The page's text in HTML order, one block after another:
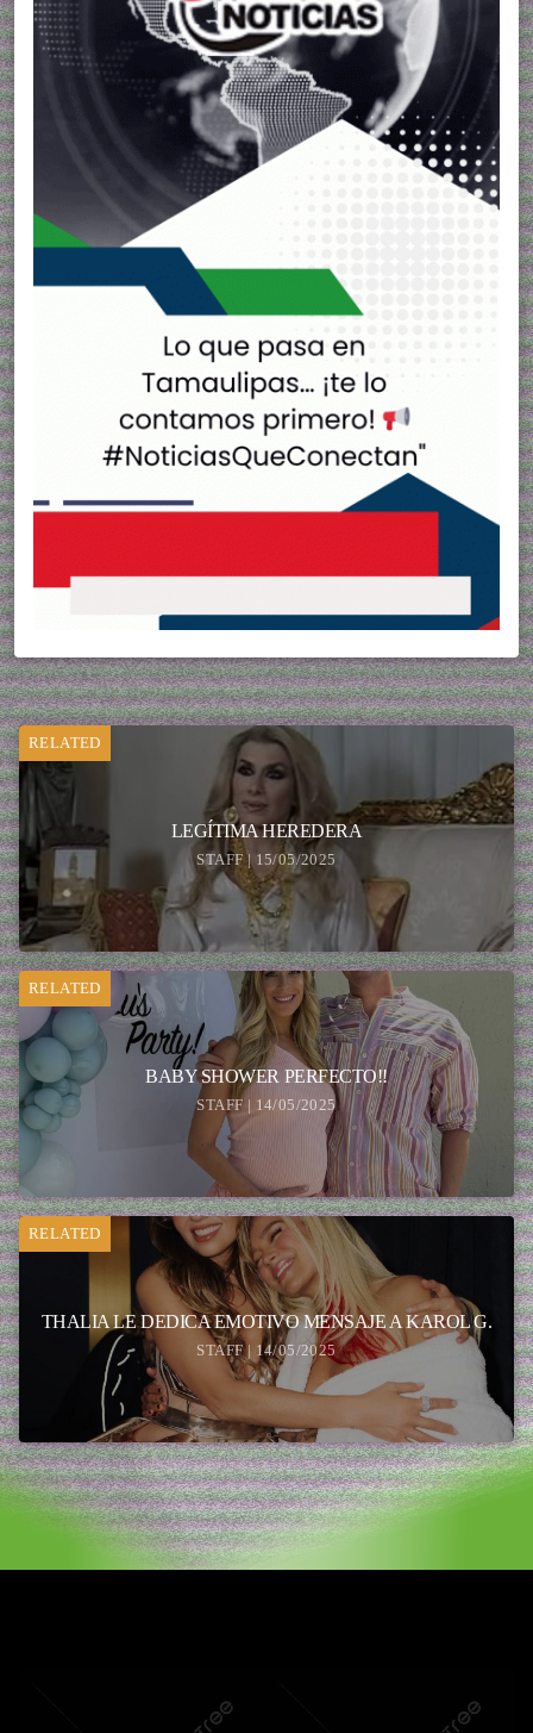
RELATED
LEGÍTIMA HEREDERA
STAFF | 15/05/2025
RELATED
BABY SHOWER PERFECTO!!
STAFF | 14/05/2025
RELATED
THALIA LE DEDICA EMOTIVO MENSAJE A KAROL G.
STAFF | 14/05/2025